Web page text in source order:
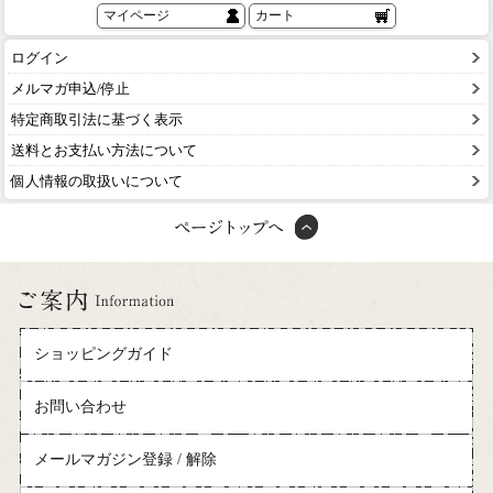
マイページ カート
ログイン
メルマガ申込/停止
特定商取引法に基づく表示
送料とお支払い方法について
個人情報の取扱いについて
ショッピングガイド
お問い合わせ
メールマガジン登録 / 解除